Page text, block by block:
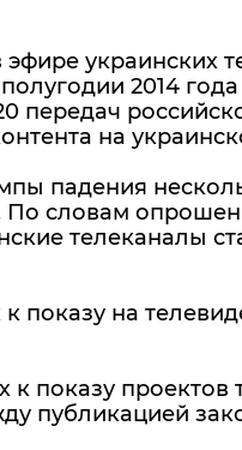
украинских
2014
передач
на
падения
словам
телеканалы
показу на
показу проектов
публикацией